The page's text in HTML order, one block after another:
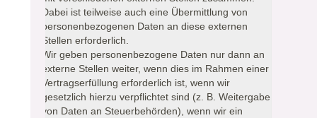
Dabei ist teilweise auch eine Übermittlung von
personenbezogenen Daten an diese externen
Stellen erforderlich.
Wir geben personenbezogene Daten nur dann an
externe Stellen weiter, wenn dies im Rahmen einer
Vertragserfüllung erforderlich ist, wenn wir
gesetzlich hierzu verpflichtet sind (z. B. Weitergabe
von Daten an Steuerbehörden), wenn wir ein